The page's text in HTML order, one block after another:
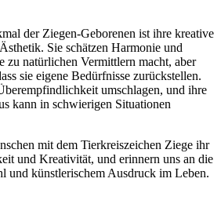
der Ziegen-Geborenen ist ihre kreative
Sie schätzen Harmonie und
zu natürlichen Vermittlern macht, aber
sie eigene Bedürfnisse zurückstellen.
umschlagen, und ihre
kann in schwierigen Situationen
mit dem Tierkreiszeichen Ziege ihr
und Kreativität, und erinnern uns an die
und künstlerischem Ausdruck im Leben.